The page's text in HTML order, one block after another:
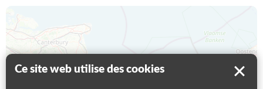
Ce site web utilise des cookies
Map is loading...